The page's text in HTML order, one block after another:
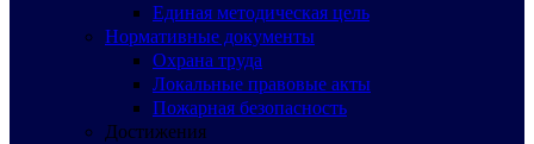
Единая методическая цель
Нормативные документы
Охрана труда
Локальные правовые акты
Пожарная безопасность
Достижения